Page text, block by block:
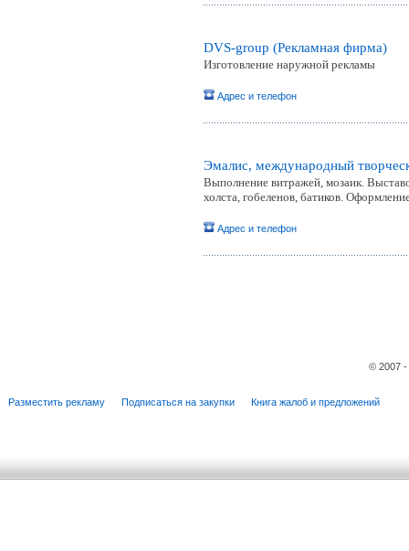
DVS-group (Рекламная фирма)
Изготовление наружной рекламы
Адрес и телефон
Эмалис, международный
Выполнение витражей, мозаик.
холста, гобеленов, батиков.
Адрес и телефон
© 2007
Разместить рекламу Подписаться на закупки Книга жалоб и предложений